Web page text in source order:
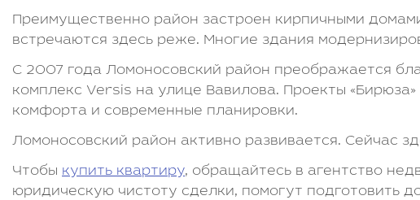
Преимущественно район застроен кирпичными
встречаются здесь реже. Многие здания
С 2007 года Ломоносовский район преображается
комплекс Versis на улице Вавилова. Проекты
комфорта и современные планировки.
Ломоносовский район активно развивается. Сейчас
Чтобы купить квартиру, обращайтесь в агентство
юридическую чистоту сделки, помогут подготовить